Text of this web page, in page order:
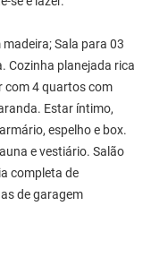
Sala para 03
Cozinha planejada rica
com 4 quartos com
Estar íntimo,
espelho e box.
e vestiário. Salão
completa de
de garagem